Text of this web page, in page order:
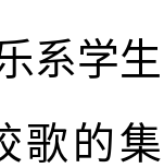
系学
歌的